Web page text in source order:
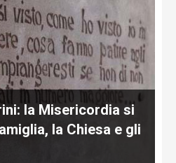
la Misericordia si
la Chiesa e gli